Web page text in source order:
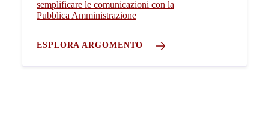
semplificare le comunicazioni con la
Pubblica Amministrazione
ESPLORA ARGOMENTO